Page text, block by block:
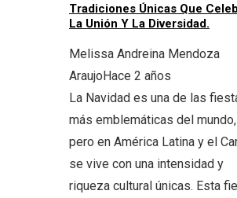
Tradiciones Únicas Que
La Unión Y La Diversidad.
Melissa Andreina Mendoza
AraujoHace 2 años
La Navidad es una de las
más emblemáticas del mundo,
pero en América Latina y el
se vive con una intensidad y
riqueza cultural únicas. Esta